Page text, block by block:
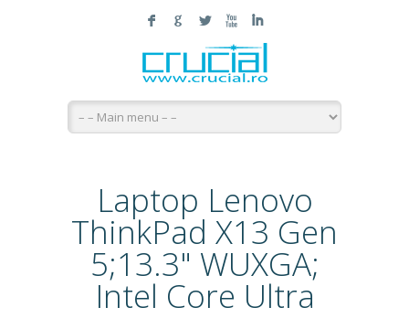
F G L X I
Laptop Lenovo
ThinkPad X13 Gen
5;13.3" WUXGA;
Intel Core Ultra